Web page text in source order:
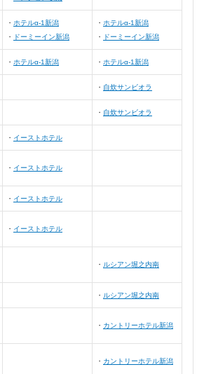
ホテルα-1新潟
ドーミーイン新潟
ホテルα-1新潟
ドーミーイン新潟
ホテルα-1新潟 ホテルα-1新潟
自炊サンビオラ
自炊サンビオラ
イーストホテル
イーストホテル
イーストホテル
イーストホテル
ルシアン堀之内南
ルシアン堀之内南
カントリーホテル新潟
カントリーホテル新潟